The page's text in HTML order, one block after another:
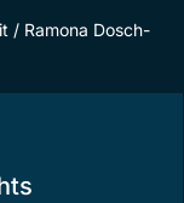
/ Ramona Dosch-